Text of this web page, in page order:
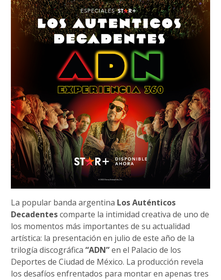
La popular banda argentina Los Auténticos
Decadentescomparte la intimidad creativa de uno de
los momentos más importantes de su actualidad
artística: la presentación en julio de este año de la
trilogía discográfica“ADN”en el Palacio de los
Deportes de Ciudad de México. La producción revela
los desafíos enfrentados para montar en apenas tres